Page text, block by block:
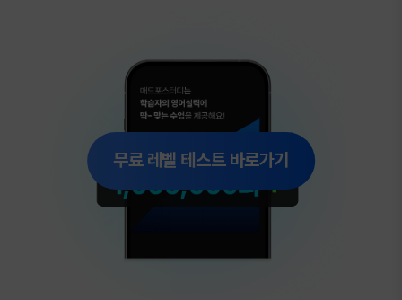
무료 레벨 테스트 바로가기